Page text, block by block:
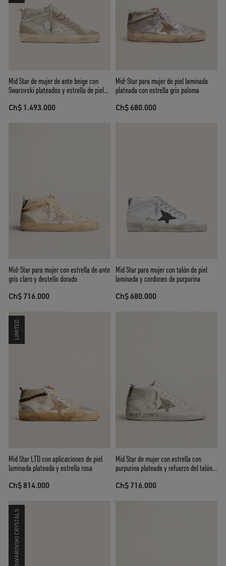
Mid Star de mujer de ante beige con
Swarovski plateados y estrella de piel
Ch$ 1.493.000
Mid-Star para mujer de piel laminada
plateada con estrella gris paloma
Ch$ 680.000
Mid-Star para mujer con estrella de ante
gris claro y destello dorado
Ch$ 716.000
Mid Star para mujer con talón de piel
laminada y cordones de purpurina
Ch$ 680.000
LIMITED
Mid Star LTD con aplicaciones de piel
laminada plateada y estrella rosa
Ch$ 814.000
Mid Star de mujer con estrella con
purpurina plateada y refuerzo del talón
Ch$ 716.000
SWAROVSKI CRYSTALS